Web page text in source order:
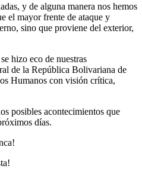
y de alguna manera nos hemos
el mayor frente de ataque y
sino que proviene del exterior,
hizo eco de nuestras
de la República Bolivariana de
Humanos con visión crítica,
posibles acontecimientos que
días.